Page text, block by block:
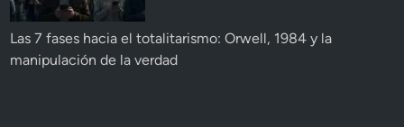
Las 7 fases hacia el totalitarismo: Orwell, 1984 y la
manipulación de la verdad